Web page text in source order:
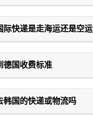
际快递是走海运还是空运
德国收费标准
韩国的快递或物流吗